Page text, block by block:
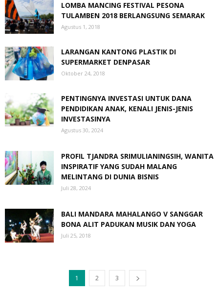
LOMBA MANCING FESTIVAL PESONA
TULAMBEN 2018 BERLANGSUNG SEMARAK
Agustus 1, 2018
LARANGAN KANTONG PLASTIK DI
SUPERMARKET DENPASAR
Oktober 24, 2018
PENTINGNYA INVESTASI UNTUK DANA
PENDIDIKAN ANAK, KENALI JENIS-JENIS
INVESTASINYA
Agustus 30, 2024
PROFIL TJANDRA SRIMULIANINGSIH, WANITA
INSPIRATIF YANG SUDAH MALANG
MELINTANG DI DUNIA BISNIS
Juli 28, 2024
BALI MANDARA MAHALANGO V SANGGAR
BONA ALIT PADUKAN MUSIK DAN YOGA
Juli 25, 2018
1 2 3